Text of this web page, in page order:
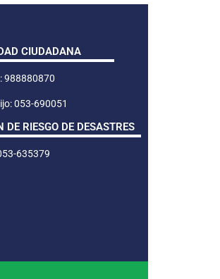
CIUDADANA
988880870
053-690051
DE RIESGO DE DESASTRES
635379